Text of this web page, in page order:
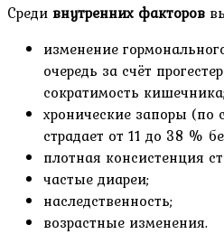
Среди внутренних факторов
изменение
очередь за счёт
сократимость
хронические запоры (по
страдает от 11 до 38 %
плотная консистенция
частые диареи;
наследственность;
возрастные изменения.